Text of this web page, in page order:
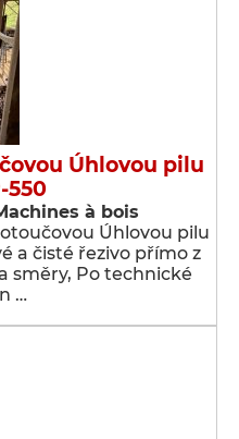
Úhlovou pilu
550
à bois
Úhlovou pilu
a čisté řezivo přímo z
směry, Po technické
…